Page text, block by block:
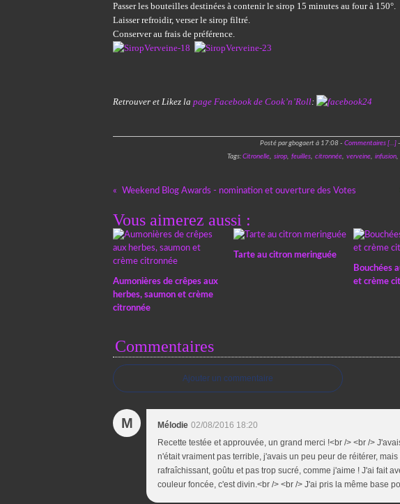
Passer les bouteilles destinées à contenir le sirop 15 minutes au four à 150°.
Laisser refroidir, verser le sirop filtré.
Conserver au frais de préférence.
Retrouver et Likez la page Facebook de Cook’n’Roll:
Posté par gbogaert à 17:08 - Commentaires […]-
Tags: Citronelle, sirop, feuilles, citronnée, verveine, infusion,
Weekend Blog Awards - nomination et ouverture des Votes
Vous aimerez aussi :
Aumonières de crêpes aux
herbes, saumon et crème
citronnée
Tarte au citron meringuée
Bouchées
et crème
Commentaires
Ajouter un commentaire
M Mélodie 02/08/2016 18:20
Recette testée et approuvée, un grand merci !<br /> <br />
n'était vraiment pas terrible, j'avais un peu peur de réitérer,
rafraîchissant, goûtu et pas trop sucré, comme j'aime ! J'ai fait
couleur foncée, c'est divin.<br /> <br /> J'ai pris la même base